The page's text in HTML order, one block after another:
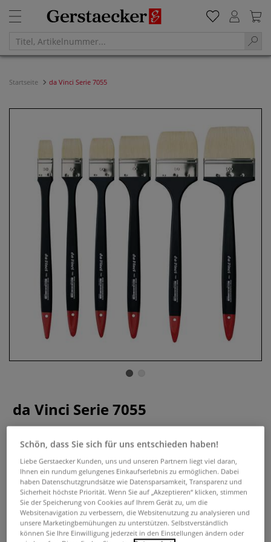
Startseite da Vinci Serie 7055
da Vinci Serie 7055
Strapazierfähiger Borstpinsel für den flächigen Farbauftrag.
Edelstahlfassung. Extrakräftige, chinesische Chungking-
Borsten. Lange, rotschwarz-polierte Stiele. Gesamtlänge 390
mm. Geeignet für Öl- und Acrylmalerei, Grundierung und
zum Firnissen. ̶ Preise pro Stück.
Mehr
Schön, dass Sie sich für uns entschieden haben!
Liebe Gerstaecker Kunden, uns und unseren Partnern liegt viel daran,
Ihnen ein rundum gelungenes Einkaufserlebnis zu ermöglichen. Dabei
haben Datenschutzgrundsätze wie Datensparsamkeit, Transparenz und
Sicherheit höchste Priorität. Wenn Sie auf „Akzeptieren“ klicken, stimmen
Sie der Speicherung von Cookies auf Ihrem Gerät zu, um die
Websitenavigation zu verbessern, die Websitenutzung zu analysieren und
unsere Marketingbemühungen zu unterstützen. Selbstverständlich
können Sie Ihre Einwilligung jederzeit in den Einstellungen ändern oder